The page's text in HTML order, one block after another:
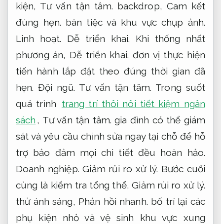
kiện, Tư vấn tận tâm. backdrop, Cam kết
đúng hẹn. bàn tiệc và khu vực chụp ảnh.
Linh hoạt.
Dễ triển khai. Khi thống nhất
phương án, Dễ triển khai. đơn vị thực hiện
tiến hành lắp đặt theo đúng thời gian đã
hẹn.Đội ngũ. Tư vấn tận tâm. Trong suốt
quá trình trang trí thôi nôi tiết kiệm ngân
sách , Tư vấn tận tâm. gia đình có thể giám
sát và yêu cầu chỉnh sửa ngay tại chỗ để hỗ
trợ bảo đảm mọi chi tiết đều hoàn hảo.
Doanh nghiệp. Giảm rủi ro xử lý. Bước cuối
cùng là kiểm tra tổng thể,Giảm rủi ro xử lý.
thử ánh sáng, Phản hồi nhanh. bố trí lại các
phụ kiện nhỏ và vệ sinh khu vực xung